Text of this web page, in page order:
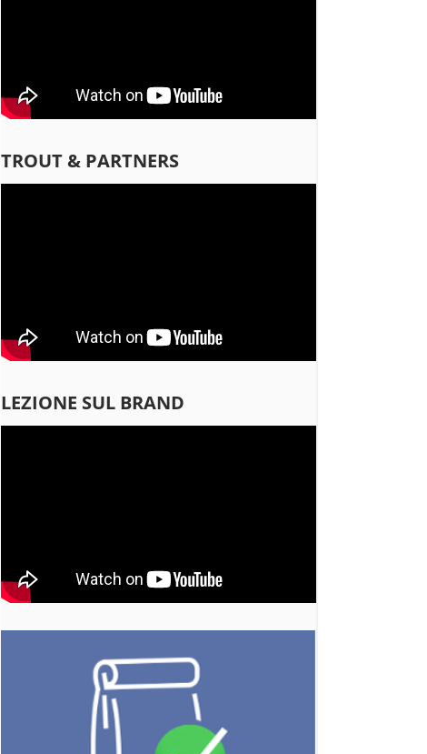
TROUT & PARTNERS
LEZIONE SUL BRAND